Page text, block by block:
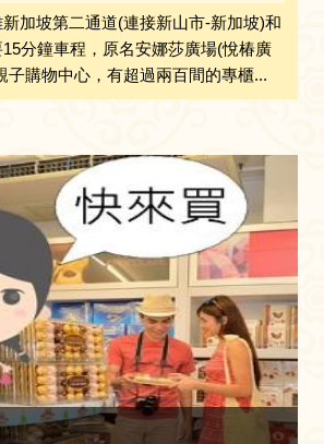
加坡第二通道(連接新山市-新加坡)和
分鐘車程，原名安娜莎廣場(悅椿廣
子購物中心，有超過兩百間的專櫃...